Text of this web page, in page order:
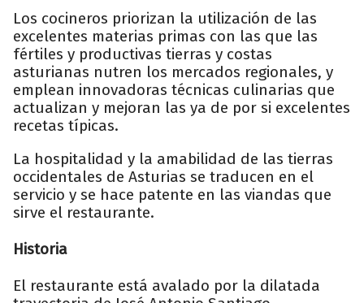
Los cocineros priorizan la utilización de las
excelentes materias primas con las que las
fértiles y productivas tierras y costas
asturianas nutren los mercados regionales, y
emplean innovadoras técnicas culinarias que
actualizan y mejoran las ya de por si excelentes
recetas típicas.
La hospitalidad y la amabilidad de las tierras
occidentales de Asturias se traducen en el
servicio y se hace patente en las viandas que
sirve el restaurante.
Historia
El restaurante está avalado por la dilatada